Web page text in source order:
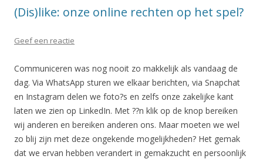
(Dis)like: onze online rechten op het spel?
Geef een reactie
Communiceren was nog nooit zo makkelijk als vandaag de
dag. Via WhatsApp sturen we elkaar berichten, via Snapchat
en Instagram delen we foto?s en zelfs onze zakelijke kant
laten we zien op LinkedIn. Met ??n klik op de knop bereiken
wij anderen en bereiken anderen ons. Maar moeten we wel
zo blij zijn met deze ongekende mogelijkheden? Het gemak
dat we ervan hebben verandert in gemakzucht en persoonlijk